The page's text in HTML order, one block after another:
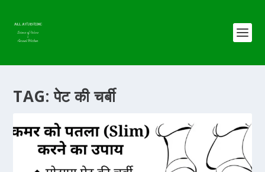
TAG:पेट की चर्बी